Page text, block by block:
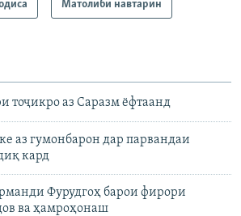
Матолиби навтарин
тоҷикро аз Саразм ёфтаанд
аз гумонбарон дар парвандаи
кард
Фурудгоҳ барои фирори
ва ҳамроҳонаш